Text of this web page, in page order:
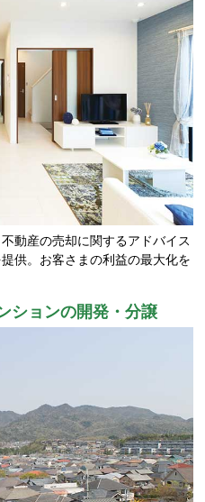
動産の売却に関するアドバイス
供。お客さまの利益の最大化を
ションの開発・分譲